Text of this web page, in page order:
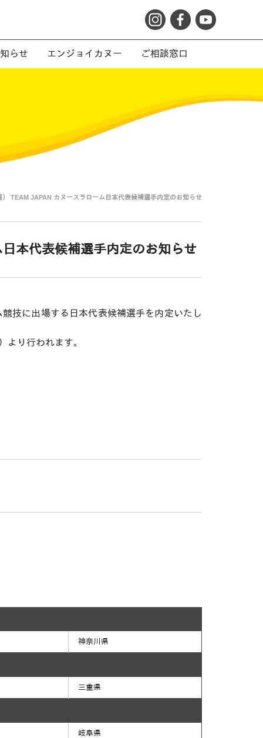
らせ エンジョイカヌー ご相談窓口
TEAM JAPAN カヌースラローム日本代表候補選手内定のお知らせ
本代表候補選手内定のお知らせ
技に出場する日本代表候補選手を内定いたし
より行われます。
神奈川県
三重県
岐阜県